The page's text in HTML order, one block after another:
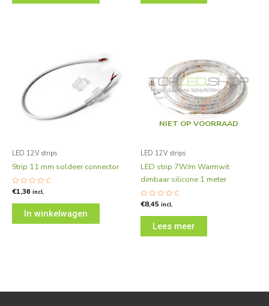
LED 12V strips
Strip 11 mm soldeer connector
Gewaardeerd
0
€1,36 incl.
In winkelwagen
NIET OP VOORRAAD
LED 12V strips
LED strip 7W/m Warmwit
dimbaar silicone 1 meter
Gewaardeerd
0
€8,45 incl.
Lees meer